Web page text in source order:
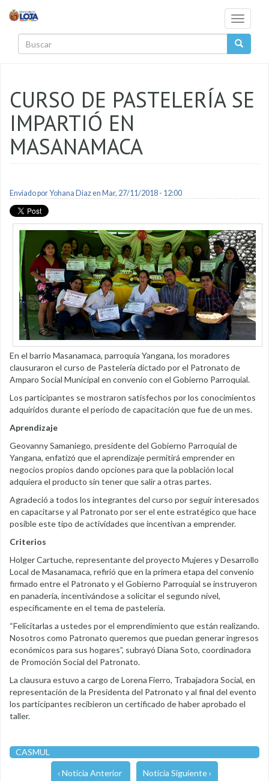
Toggle
CURSO DE PASTELERÍA SE
IMPARTIÓ EN
MASANAMACA
Enviado porYohana Diazen Mar, 27/11/2018 - 12:00
En el barrio Masanamaca, parroquia Yangana, los moradores
clausuraron el curso de Pastelería dictado por el Patronato de
Amparo Social Municipal en convenio con el Gobierno Parroquial.
Los participantes se mostraron satisfechos por los conocimientos
adquiridos durante el periodo de capacitación que fue de un mes.
Aprendizaje
Geovanny Samaniego, presidente del Gobierno Parroquial de
Yangana, enfatizó que el aprendizaje permitirá emprender en
negocios propios dando opciones para que la población local
adquiera el producto sin tener que salir a otras partes.
Agradeció a todos los integrantes del curso por seguir interesados
en capacitarse y al Patronato por ser el ente estratégico que hace
posible este tipo de actividades que incentivan a emprender.
Criterios
Holger Cartuche, representante del proyecto Mujeres y Desarrollo
Local de Masanamaca, refirió que en la primera etapa del convenio
firmado entre el Patronato y el Gobierno Parroquial se instruyeron
en panadería, incentivándose a solicitar el segundo nivel,
específicamente en el tema de pastelería.
“Felicitarlas a ustedes por el emprendimiento que están realizando.
Nosotros como Patronato queremos que puedan generar ingresos
económicos para sus hogares”, subrayó Diana Soto, coordinadora
de Promoción Social del Patronato.
La clausura estuvo a cargo de Lorena Fierro, Trabajadora Social, en
representación de la Presidenta del Patronato y al final del evento
los participantes recibieron un certificado de haber aprobado el
taller.
CASMUL
‹ Noticia Anterior Noticia Siguiente ›